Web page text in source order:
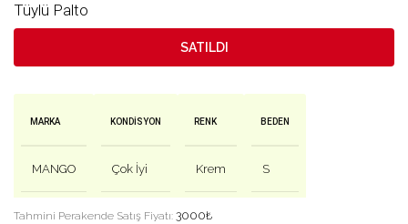
Tüylü Palto
SATILDI
MARKA
MANGO
KONDISYON
Çok İyi
RENK
Krem
BEDEN
S
Tahmini Perakende Satış Fiyatı: 3000₺